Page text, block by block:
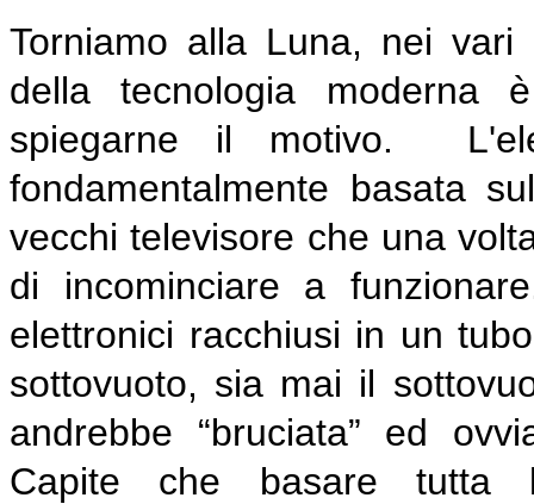
Torniamo alla Luna, nei
della tecnologia moderna
spiegarne il motivo.
fondamentalmente basata
vecchi televisore che una
di incominciare a
elettronici racchiusi in un
sottovuoto, sia mai il
andrebbe “bruciata” ed
Capite che basare tutta